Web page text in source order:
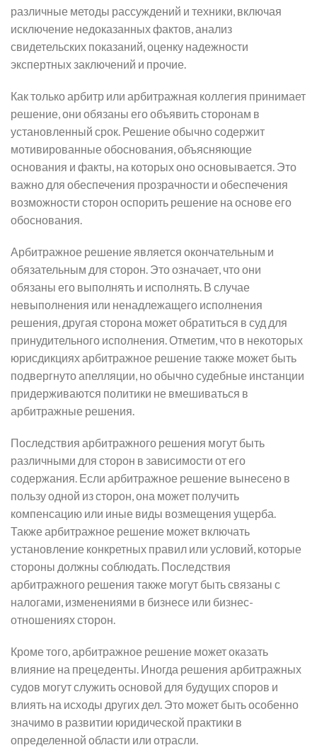
различные методы рассуждений и техники, включая
исключение недоказанных фактов, анализ
свидетельских показаний, оценку надежности
экспертных заключений и прочие.
Как только арбитр или арбитражная коллегия принимает
решение, они обязаны его объявить сторонам в
установленный срок. Решение обычно содержит
мотивированные обоснования, объясняющие
основания и факты, на которых оно основывается. Это
важно для обеспечения прозрачности и обеспечения
возможности сторон оспорить решение на основе его
обоснования.
Арбитражное решение является окончательным и
обязательным для сторон. Это означает, что они
обязаны его выполнять и исполнять. В случае
невыполнения или ненадлежащего исполнения
решения, другая сторона может обратиться в суд для
принудительного исполнения. Отметим, что в некоторых
юрисдикциях арбитражное решение также может быть
подвергнуто апелляции, но обычно судебные инстанции
придерживаются политики не вмешиваться в
арбитражные решения.
Последствия арбитражного решения могут быть
различными для сторон в зависимости от его
содержания. Если арбитражное решение вынесено в
пользу одной из сторон, она может получить
компенсацию или иные виды возмещения ущерба.
Также арбитражное решение может включать
установление конкретных правил или условий, которые
стороны должны соблюдать. Последствия
арбитражного решения также могут быть связаны с
налогами, изменениями в бизнесе или бизнес-
отношениях сторон.
Кроме того, арбитражное решение может оказать
влияние на прецеденты. Иногда решения арбитражных
судов могут служить основой для будущих споров и
влиять на исходы других дел. Это может быть особенно
значимо в развитии юридической практики в
определенной области или отрасли.